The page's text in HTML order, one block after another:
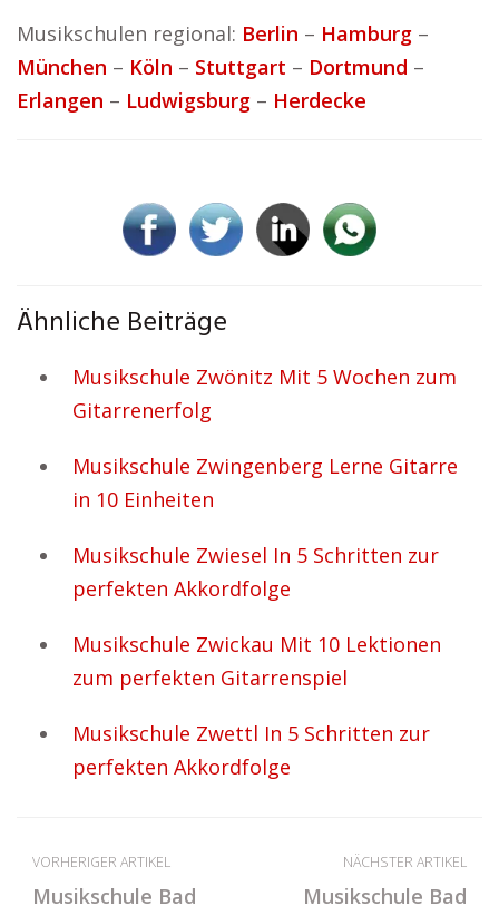
Musikschulen regional: Berlin – Hamburg –
München – Köln – Stuttgart – Dortmund –
Erlangen – Ludwigsburg – Herdecke
Ähnliche Beiträge
Musikschule Zwönitz Mit 5 Wochen zum
Gitarrenerfolg
Musikschule Zwingenberg Lerne Gitarre
in 10 Einheiten
Musikschule Zwiesel In 5 Schritten zur
perfekten Akkordfolge
Musikschule Zwickau Mit 10 Lektionen
zum perfekten Gitarrenspiel
Musikschule Zwettl In 5 Schritten zur
perfekten Akkordfolge
VORHERIGER ARTIKEL
Musikschule Bad
NÄCHSTER ARTIKEL
Musikschule Bad